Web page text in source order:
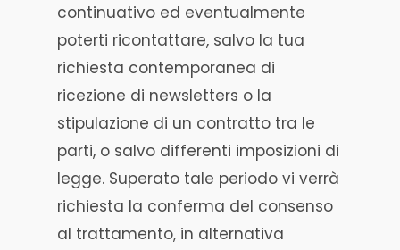
continuativo ed eventualmente
poterti ricontattare, salvo la tua
richiesta contemporanea di
ricezione di newsletters o la
stipulazione di un contratto tra le
parti, o salvo differenti imposizioni di
legge. Superato tale periodo vi verrà
richiesta la conferma del consenso
al trattamento, in alternativa